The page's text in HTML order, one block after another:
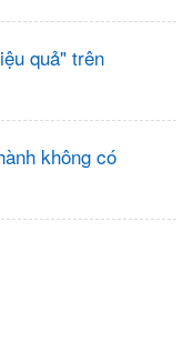
quả" trên
không có